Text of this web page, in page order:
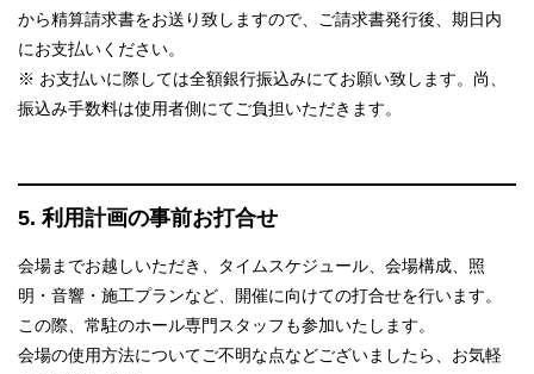
から精算請求書をお送り致しますので、ご請求書発行後、期日内
にお支払いください。
※ お支払いに際しては全額銀行振込みにてお願い致します。尚、
振込み手数料は使用者側にてご負担いただきます。
5. 利用計画の事前お打合せ
会場までお越しいただき、タイムスケジュール、会場構成、照
明・音響・施工プランなど、開催に向けての打合せを行います。
この際、常駐のホール専門スタッフも参加いたします。
会場の使用方法についてご不明な点などございましたら、お気軽